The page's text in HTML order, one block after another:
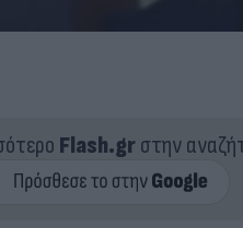
Flash.grστην